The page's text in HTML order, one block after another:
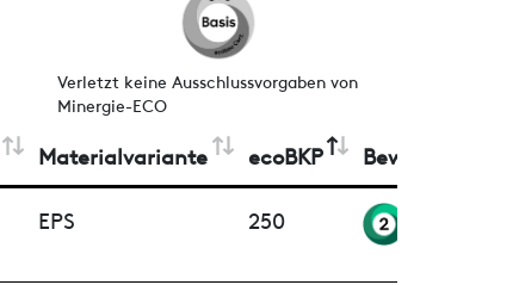
Verletzt keine Ausschlussvorgaben von
Minergie-ECO
Materialvariante ecoBKP Bewertung
EPS 250